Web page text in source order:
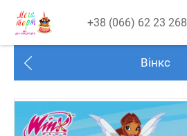
+38 (066) 62 23 268
Вінкс